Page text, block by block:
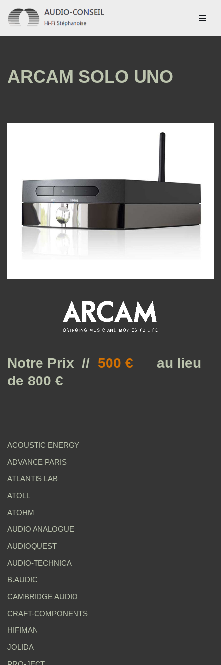
Aller
au
ARCAM SOLO UNO
Notre Prix // 500 € au lieu
de 800 €
ACOUSTIC ENERGY
ADVANCE PARIS
ATLANTIS LAB
ATOLL
ATOHM
AUDIO ANALOGUE
AUDIOQUEST
AUDIO-TECHNICA
B.AUDIO
CAMBRIDGE AUDIO
CRAFT-COMPONENTS
HIFIMAN
JOLIDA